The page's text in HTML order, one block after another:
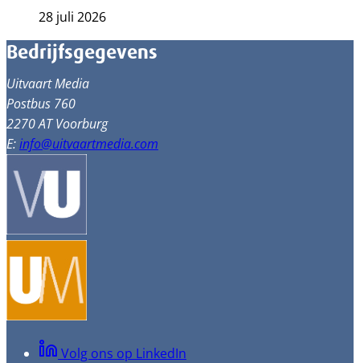
28 juli 2026
Bedrijfsgegevens
Uitvaart Media
Postbus 760
2270 AT Voorburg
E:info@uitvaartmedia.com
Volg ons op LinkedIn